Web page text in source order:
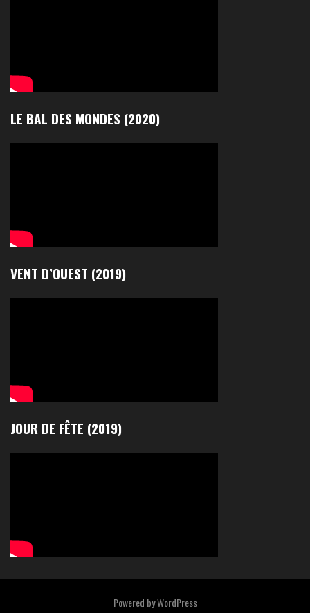
LE BAL DES MONDES (2020)
VENT D’OUEST (2019)
JOUR DE FÊTE (2019)
Powered byWordPress